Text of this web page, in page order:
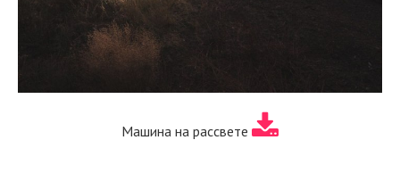
Машина на рассвете